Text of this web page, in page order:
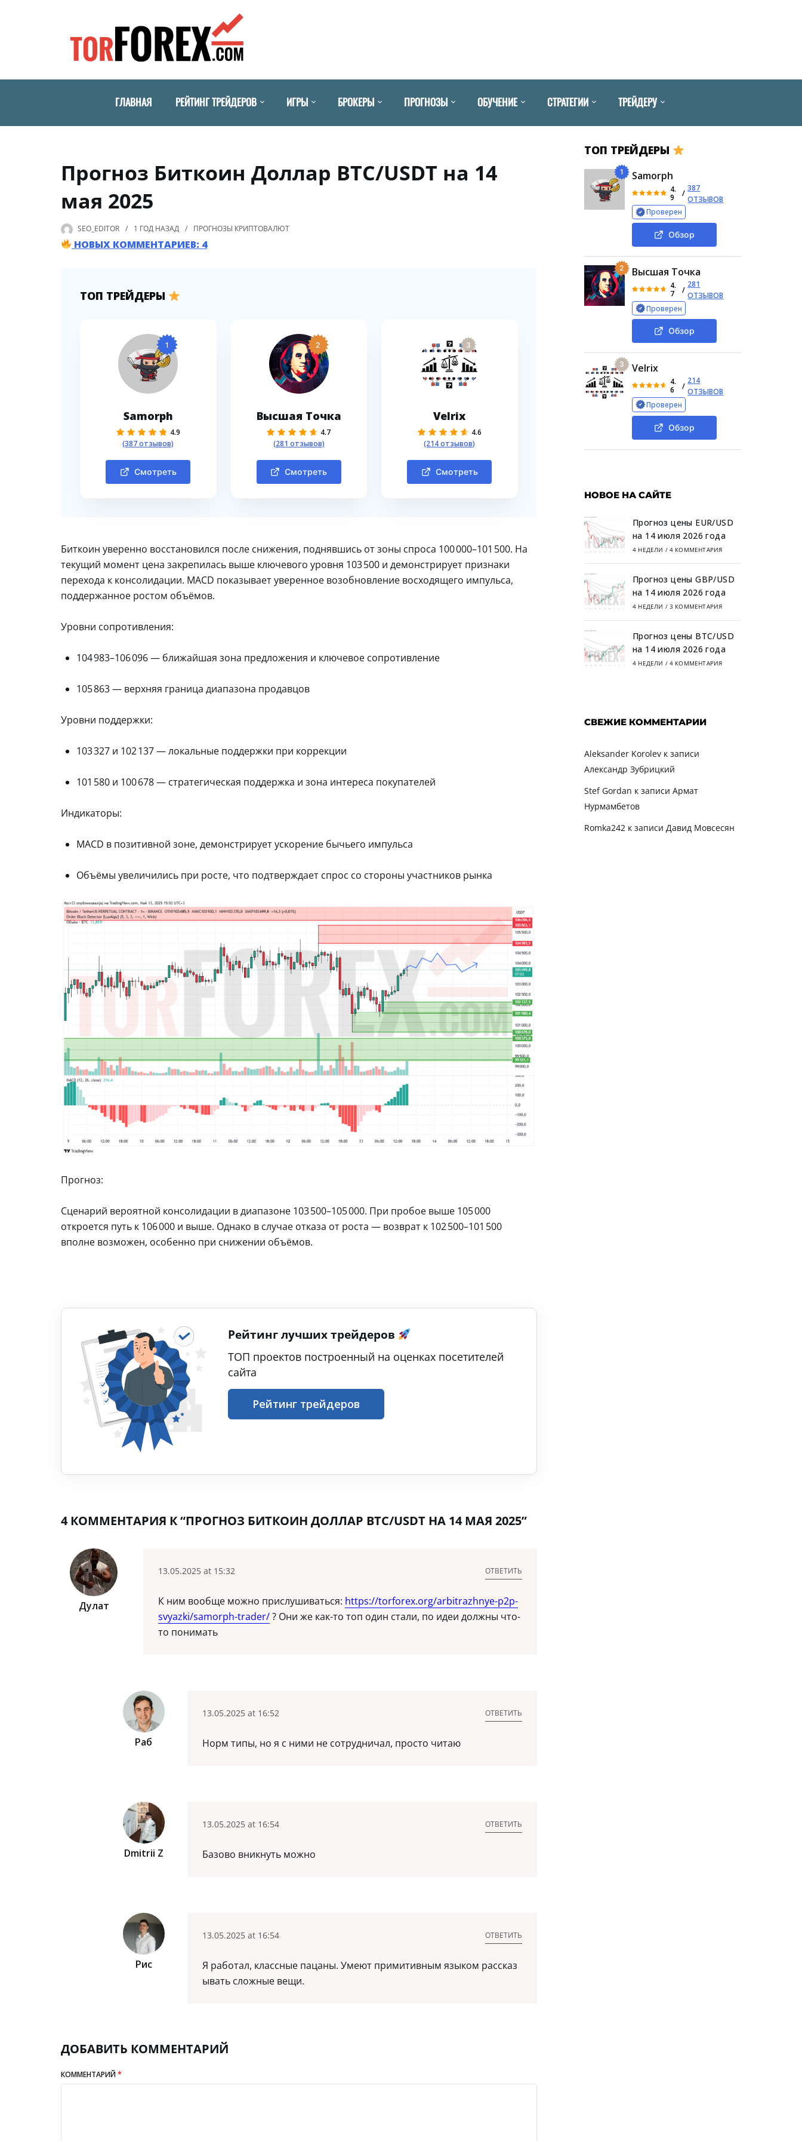
ГЛАВНАЯ РЕЙТИНГ ТРЕЙДЕРОВ ИГРЫ БРОКЕРЫ ПРОГНОЗЫ ОБУЧЕНИЕ СТРАТЕГИИ ТРЕЙДЕРУ
Прогноз Биткоин Доллар BTC/USDT на 14
мая 2025
SEO_EDITOR 1 ГОД НАЗАД ПРОГНОЗЫ КРИПТОВАЛЮТ
НОВЫХ КОММЕНТАРИЕВ: 4
ТОП ТРЕЙДЕРЫ
1
Samorph
4.9
(387 отзывов)
Смотреть
2
Высшая Точка
4.7
(281 отзывов)
Смотреть
3
Velrix
4.6
(214 отзывов)
Смотреть
Биткоин уверенно восстановился после снижения, поднявшись от зоны спроса 100 000–101 500. На
текущий момент цена закрепилась выше ключевого уровня 103 500 и демонстрирует признаки
перехода к консолидации. MACD показывает уверенное возобновление восходящего импульса,
поддержанное ростом объёмов.
Уровни сопротивления:
104 983–106 096 — ближайшая зона предложения и ключевое сопротивление
105 863 — верхняя граница диапазона продавцов
Уровни поддержки:
103 327 и 102 137 — локальные поддержки при коррекции
101 580 и 100 678 — стратегическая поддержка и зона интереса покупателей
Индикаторы:
MACD в позитивной зоне, демонстрирует ускорение бычьего импульса
Объёмы увеличились при росте, что подтверждает спрос со стороны участников рынка
Прогноз:
Сценарий вероятной консолидации в диапазоне 103 500–105 000. При пробое выше 105 000
откроется путь к 106 000 и выше. Однако в случае отказа от роста — возврат к 102 500–101 500
вполне возможен, особенно при снижении объёмов.
Рейтинг лучших трейдеров
ТОП проектов построенный на оценках посетителей
сайта
Рейтинг трейдеров
4 КОММЕНТАРИЯ К “ПРОГНОЗ БИТКОИН ДОЛЛАР BTC/USDT НА 14 МАЯ 2025”
Дулат
13.05.2025 at 15:32
К ним вообще можно прислушиваться: https://torforex.org/arbitrazhnye-p2p-
svyazki/samorph-trader/? Они же как-то топ один стали, по идеи должны что-
то понимать
ОТВЕТИТЬ
Раб
13.05.2025 at 16:52
Норм типы, но я с ними не сотрудничал, просто читаю
ОТВЕТИТЬ
Dmitrii Z
13.05.2025 at 16:54
Базово вникнуть можно
ОТВЕТИТЬ
Рис
13.05.2025 at 16:54
Я работал, классные пацаны. Умеют примитивным языком рассказ
ывать сложные вещи.
ОТВЕТИТЬ
ДОБАВИТЬ КОММЕНТАРИЙ
КОММЕНТАРИЙ*
ТОП ТРЕЙДЕРЫ
1 Samorph
4.
9
/
387
ОТЗЫВОВ
Проверен
Обзор
2 Высшая Точка
4.
7
/
281
ОТЗЫВОВ
Проверен
Обзор
3 Velrix
4.
6
/
214
ОТЗЫВОВ
Проверен
Обзор
НОВОЕ НА САЙТЕ
Прогноз цены EUR/USD
на 14 июля 2026 года
4 НЕДЕЛИ / 4 КОММЕНТАРИЯ
Прогноз цены GBP/USD
на 14 июля 2026 года
4 НЕДЕЛИ / 3 КОММЕНТАРИЯ
Прогноз цены BTC/USD
на 14 июля 2026 года
4 НЕДЕЛИ / 4 КОММЕНТАРИЯ
СВЕЖИЕ КОММЕНТАРИИ
Aleksander Korolevк записи
Александр Зубрицкий
Stef Gordan к записи Армат
Нурмамбетов
Romka242 к записи Давид Мовсесян